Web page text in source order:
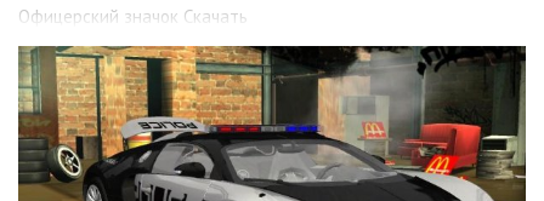
Офицерский значок Скачать